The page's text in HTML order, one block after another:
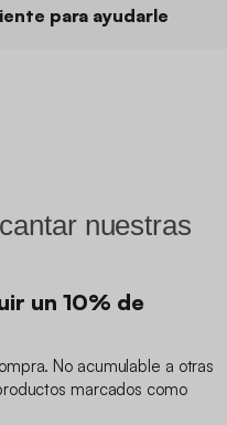
para ayudarle
nuestras
un 10% de
No acumulable a otras
marcados como